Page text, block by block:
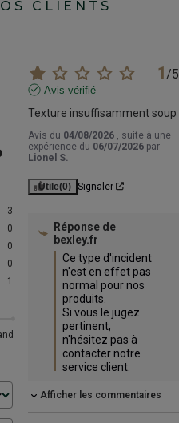
CLIENTS
3
0
0
0
1
1 /5
Avis vérifié
Texture insuffisamment soup
Avis du 04/08/2026
, suite à une
expérience du 06/07/2026 par
Lionel S.
Utile(0) Signaler
Réponse de
bexley.fr
Ce type d'incident
n'est en effet pas
normal pour nos
produits.
Si vous le jugez
pertinent,
n'hésitez pas à
contacter notre
service client.
Afficher les commentaires